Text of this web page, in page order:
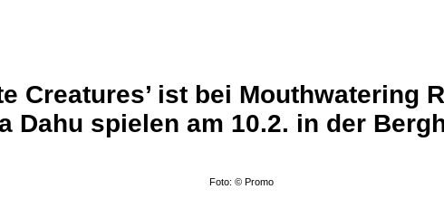
Creatures’ ist bei Mouthwatering
Dahu spielen am 10.2. in der
Foto: © Promo